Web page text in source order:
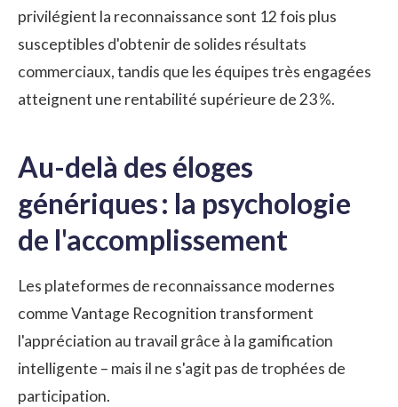
privilégient la reconnaissance sont 12 fois plus
susceptibles d'obtenir de solides résultats
commerciaux, tandis que les équipes très engagées
atteignent une rentabilité supérieure de 23 %.
Au-delà des éloges
génériques : la psychologie
de l'accomplissement
Les plateformes de reconnaissance modernes
comme Vantage Recognition transforment
l'appréciation au travail grâce à la gamification
intelligente – mais il ne s'agit pas de trophées de
participation.